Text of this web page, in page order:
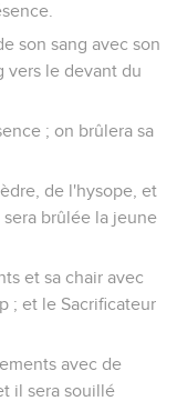
son sang avec son
vers le devant du
; on brûlera sa
de l'hysope, et
brûlée la jeune
et sa chair avec
; et le Sacrificateur
avec de
il sera souillé